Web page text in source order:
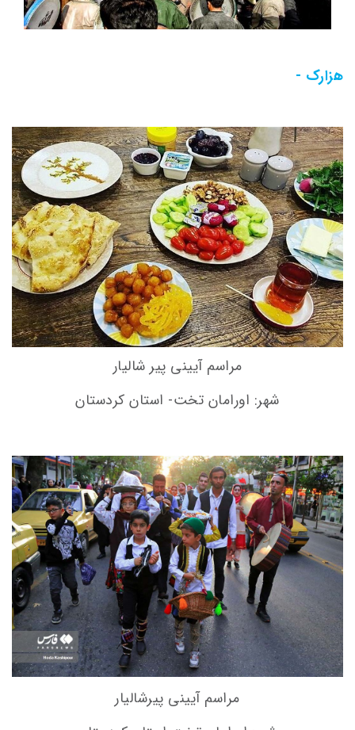
هزارک -
مراسم آیینی پیر شالیار
شهر: اورامان تخت- استان کردستان
مراسم آیینی پیرشالیار